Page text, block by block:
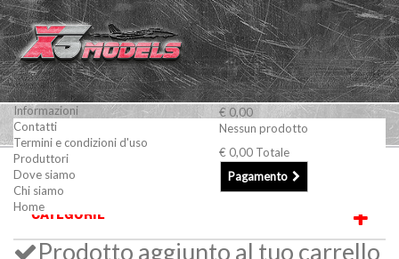
Informazioni
Contatti
Termini e condizioni d'uso
Produttori
Dove siamo
Chi siamo
Home
€ 0,00
Nessun prodotto
€ 0,00 Totale
Pagamento
Prodotto aggiunto al tuo carrello
CATEGORIE